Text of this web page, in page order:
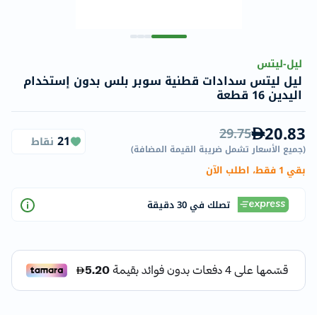
ليل-ليتس
ليل ليتس سدادات قطنية سوبر بلس بدون إستخدام
اليدين 16 قطعة
20.83
29.75
(جميع الأسعار تشمل ضريبة القيمة المضافة)
21 نقاط
بقي 1 فقط، اطلب الآن
تصلك في 30 دقيقة